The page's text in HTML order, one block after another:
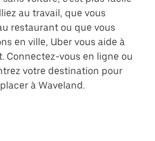
au travail, que vous
restaurant ou que vous
en ville, Uber vous aide à
Connectez-vous en ligne ou
votre destination pour
à Waveland.